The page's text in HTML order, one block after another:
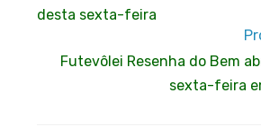
desta sexta-feira
Futevôlei Resenha do Bem
sexta-feira